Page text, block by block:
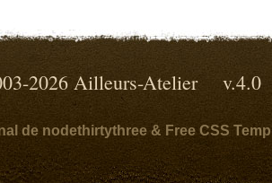
2026 Ailleurs-Atelier
de nodethirtythree & Free CSS